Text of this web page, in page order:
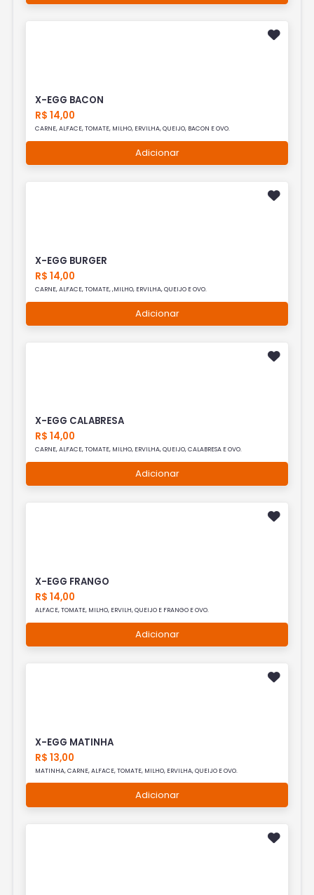
X-EGG BACON
R$ 14,00
CARNE, ALFACE, TOMATE, MILHO, ERVILHA, QUEIJO, BACON E OVO.
Adicionar
X-EGG BURGER
R$ 14,00
CARNE, ALFACE, TOMATE, ,MILHO, ERVILHA, QUEIJO E OVO.
Adicionar
X-EGG CALABRESA
R$ 14,00
CARNE, ALFACE, TOMATE, MILHO, ERVILHA, QUEIJO, CALABRESA E OVO.
Adicionar
X-EGG FRANGO
R$ 14,00
ALFACE, TOMATE, MILHO, ERVILH, QUEIJO E FRANGO E OVO.
Adicionar
X-EGG MATINHA
R$ 13,00
MATINHA, CARNE, ALFACE, TOMATE, MILHO, ERVILHA, QUEIJO E OVO.
Adicionar